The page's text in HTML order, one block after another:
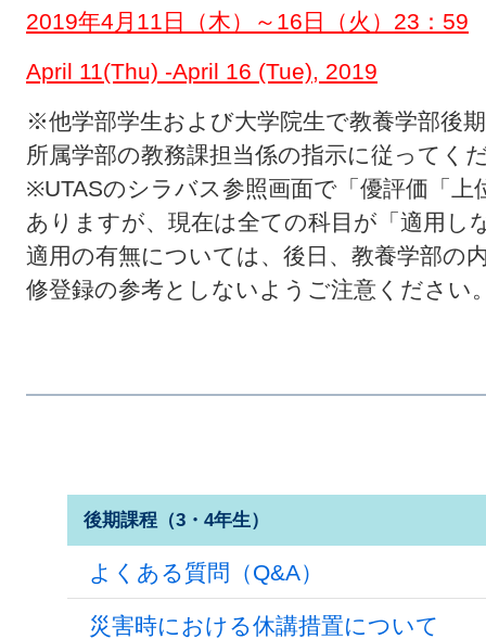
2019年4 月 11 日（木）～ 16 日（火）23：59
April 11(Thu) -April 16 (Tue), 2019
※他学部学生および大学院生で教養学部後
所属学部の教務課担当係の指示に従ってく
※UTASのシラバス参照画面で「優評価「上
ありますが、現在は全ての科目が「適用し
適用の有無については、後日、教養学部の
修登録の参考としないようご注意ください
後期課程（3・4年生）
よくある質問（Q&A）
災害時における休講措置について